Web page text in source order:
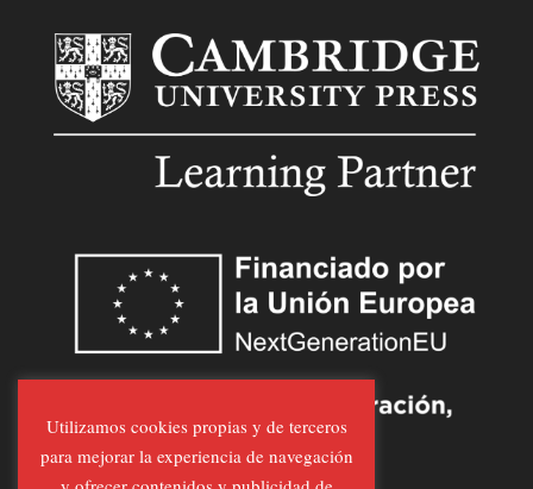
Utilizamos cookies propias y de terceros
para mejorar la experiencia de navegación